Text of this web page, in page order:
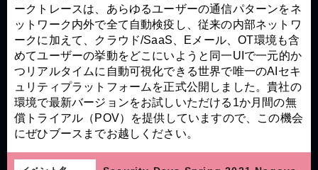
ークトレースは、あらゆるユーザーの通信パターンをネ
ットワーク内外で全て自動検疫し、従来の内部ネットワ
ークに加えて、クラウド/SaaS、Eメール、OT環境も含
めてユーザーの挙動をどこにいようと同一UIで一元的か
つリアルタイムに自動可視化できる世界で唯一のAIセキ
ュリティプラットフォームを正式公開しました。貴社の
環境で最新バージョンをお試しいただける1か月間の無
償トライアル（POV）を提供していますので、この機会
にぜひブースまでお越しください。